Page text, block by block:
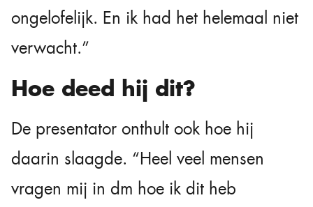
ongelofelijk. En ik had het helemaal niet
verwacht.”
Hoe deed hij dit?
De presentator onthult ook hoe hij
daarin slaagde. “Heel veel mensen
vragen mij in dm hoe ik dit heb